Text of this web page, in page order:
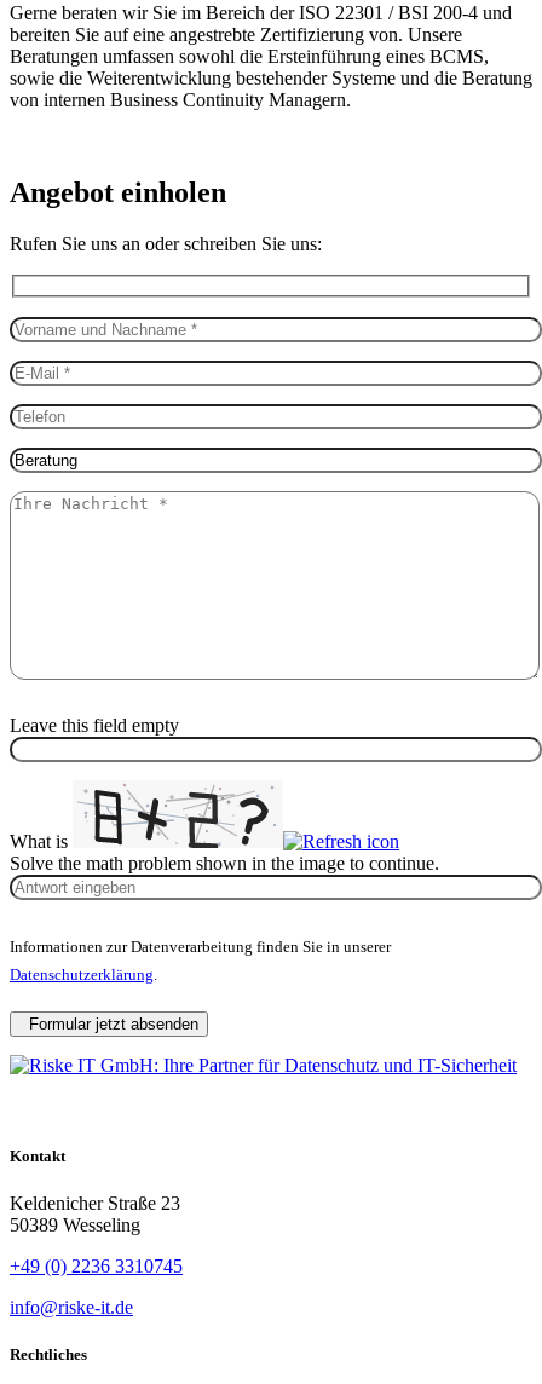
Gerne beraten wir Sie im Bereich der ISO 22301 / BSI 200-4 und
bereiten Sie auf eine angestrebte Zertifizierung von. Unsere
Beratungen umfassen sowohl die Ersteinführung eines BCMS,
sowie die Weiterentwicklung bestehender Systeme und die Beratung
von internen Business Continuity Managern.
Angebot einholen
Rufen Sie uns an oder schreiben Sie uns:
Leave this field empty
What is
Solve the math problem shown in the image to continue.
Informationen zur Datenverarbeitung finden Sie in unserer
Datenschutzerklärung
Formular jetzt absenden
Kontakt
Keldenicher Straße 23
50389 Wesseling
+49 (0) 2236 3310745
info@riske-it.de
Rechtliches